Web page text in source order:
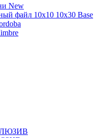
New
файл 10x10 10x30 Base